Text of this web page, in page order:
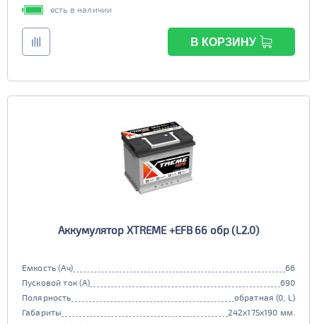
есть в наличии
В КОРЗИНУ
Аккумулятор XTREME +EFB 66 обр (L2.0)
Емкость (Ач)
66
Пусковой ток (А)
690
Полярность
обратная (0, L)
Габариты
242x175x190 мм.